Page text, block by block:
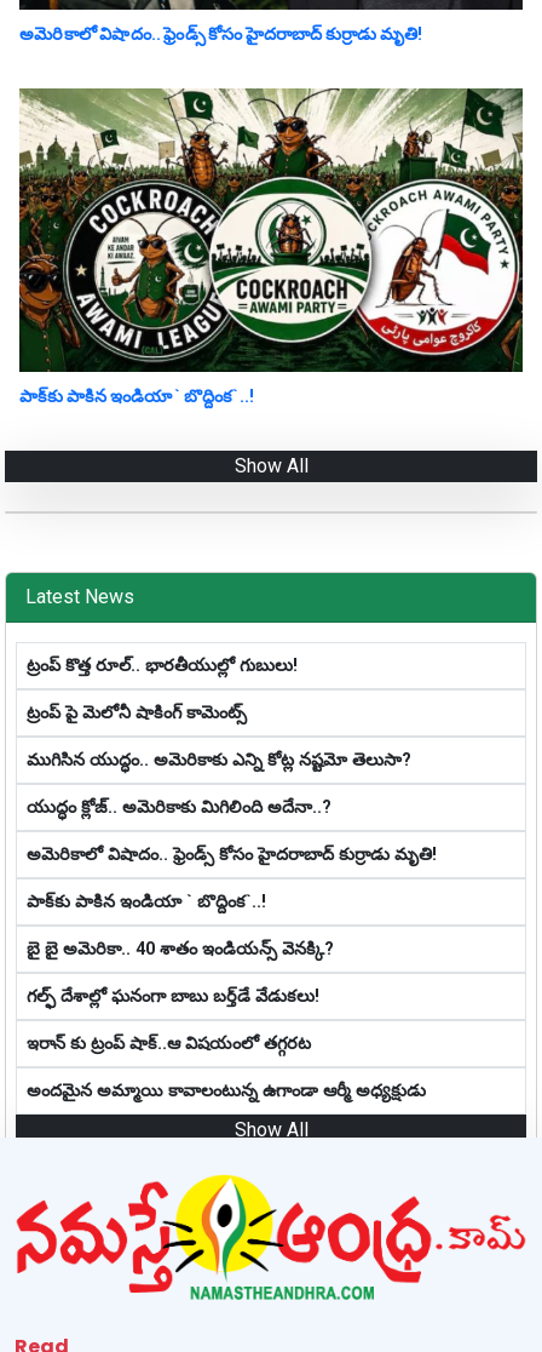
అమెరికాలో విషాదం.. ఫ్రెండ్స్ కోసం హైద‌రాబాద్ కుర్రాడు మృతి!
పాక్‌కు పాకిన‌ ఇండియా ` బొద్దింక‌`..!
Show All
Latest News
ట్రంప్ కొత్త రూల్.. భారతీయుల్లో గుబులు!
ట్రంప్ పై మెలోనీ షాకింగ్ కామెంట్స్
ముగిసిన యుద్ధం.. అమెరికాకు ఎన్ని కోట్ల న‌ష్ట‌మో తెలుసా?
యుద్ధం క్లోజ్‌.. అమెరికాకు మిగిలింది అదేనా..?
అమెరికాలో విషాదం.. ఫ్రెండ్స్ కోసం హైద‌రాబాద్ కుర్రాడు మృతి!
పాక్‌కు పాకిన‌ ఇండియా ` బొద్దింక‌`..!
బై బై అమెరికా.. 40 శాతం ఇండియన్స్‌ వెనక్కి?
గల్ఫ్ దేశాల్లో ఘ‌నంగా బాబు బ‌ర్త్‌డే వేడుక‌లు!
ఇరాన్ కు ట్రంప్ షాక్..ఆ విషయంలో తగ్గరట
అందమైన అమ్మాయి కావాలంటున్న ఉగాండా ఆర్మీ అధ్యక్షుడు
Show All
Read